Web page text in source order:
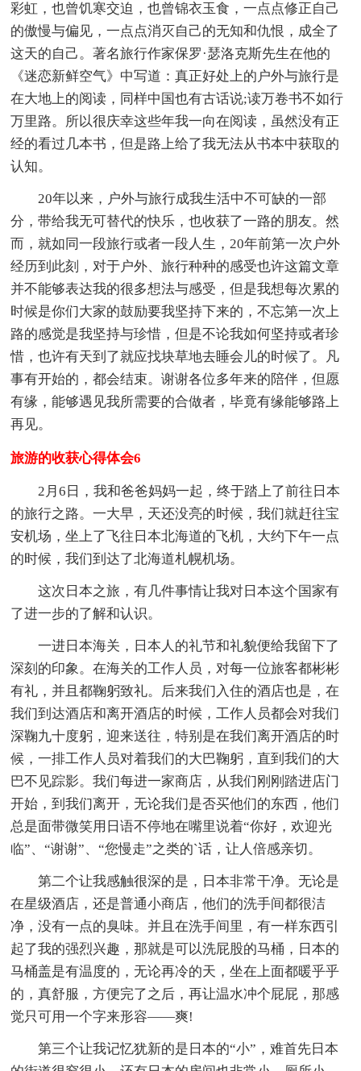
彩虹，也曾饥寒交迫，也曾锦衣玉食，一点点修正自己
的傲慢与偏见，一点点消灭自己的无知和仇恨，成全了
这天的自己。著名旅行作家保罗·瑟洛克斯先生在他的
《迷恋新鲜空气》中写道：真正好处上的户外与旅行是
在大地上的阅读，同样中国也有古话说;读万卷书不如行
万里路。所以很庆幸这些年我一向在阅读，虽然没有正
经的看过几本书，但是路上给了我无法从书本中获取的
认知。
20年以来，户外与旅行成我生活中不可缺的一部
分，带给我无可替代的快乐，也收获了一路的朋友。然
而，就如同一段旅行或者一段人生，20年前第一次户外
经历到此刻，对于户外、旅行种种的感受也许这篇文章
并不能够表达我的很多想法与感受，但是我想每次累的
时候是你们大家的鼓励要我坚持下来的，不忘第一次上
路的感觉是我坚持与珍惜，但是不论我如何坚持或者珍
惜，也许有天到了就应找块草地去睡会儿的时候了。凡
事有开始的，都会结束。谢谢各位多年来的陪伴，但愿
有缘，能够遇见我所需要的合做者，毕竟有缘能够路上
再见。
旅游的收获心得体会6
2月6日，我和爸爸妈妈一起，终于踏上了前往日本
的旅行之路。一大早，天还没亮的时候，我们就赶往宝
安机场，坐上了飞往日本北海道的飞机，大约下午一点
的时候，我们到达了北海道札幌机场。
这次日本之旅，有几件事情让我对日本这个国家有
了进一步的了解和认识。
一进日本海关，日本人的礼节和礼貌便给我留下了
深刻的印象。在海关的工作人员，对每一位旅客都彬彬
有礼，并且都鞠躬致礼。后来我们入住的酒店也是，在
我们到达酒店和离开酒店的时候，工作人员都会对我们
深鞠九十度躬，迎来送往，特别是在我们离开酒店的时
候，一排工作人员对着我们的大巴鞠躬，直到我们的大
巴不见踪影。我们每进一家商店，从我们刚刚踏进店门
开始，到我们离开，无论我们是否买他们的东西，他们
总是面带微笑用日语不停地在嘴里说着“你好，欢迎光
临”、“谢谢”、“您慢走”之类的`话，让人倍感亲切。
第二个让我感触很深的是，日本非常干净。无论是
在星级酒店，还是普通小商店，他们的洗手间都很洁
净，没有一点的臭味。并且在洗手间里，有一样东西引
起了我的强烈兴趣，那就是可以洗屁股的马桶，日本的
马桶盖是有温度的，无论再冷的天，坐在上面都暖乎乎
的，真舒服，方便完了之后，再让温水冲个屁屁，那感
觉只可用一个字来形容——爽!
第三个让我记忆犹新的是日本的“小”，难首先日本